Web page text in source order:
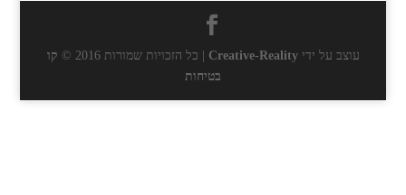
עוצב על ידיCreative-Reality | כל הזכויות שמורות 2016 ©
קו
בטיחות